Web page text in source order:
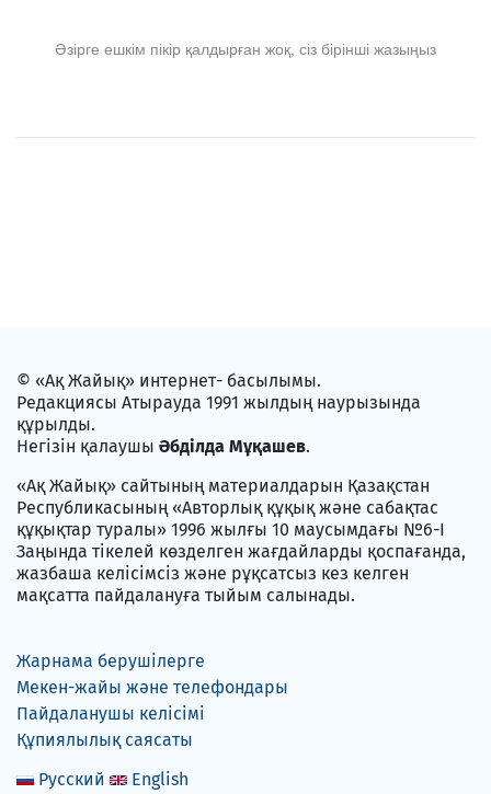
Әзірге ешкім пікір қалдырған жоқ, сіз бірінші жазыңыз
© «Ақ Жайық» интернет- басылымы.
Редакциясы Атырауда 1991 жылдың наурызында
құрылды.
Негізін қалаушы Әбділда Мұқашев.
«Ақ Жайық» сайтының материалдарын Қазақстан
Республикасының «Авторлық құқық және сабақтас
құқықтар туралы» 1996 жылғы 10 маусымдағы №6-I
Заңында тікелей көзделген жағдайларды қоспағанда,
жазбаша келісімсіз және рұқсатсыз кез келген
мақсатта пайдалануға тыйым салынады.
Жарнама берушілерге
Мекен-жайы және телефондары
Пайдаланушы келісімі
Құпиялылық саясаты
Русский
English